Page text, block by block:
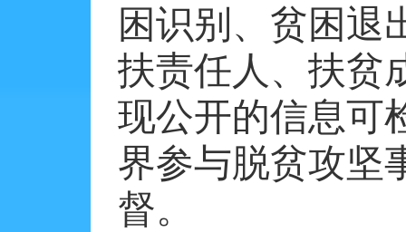
困识别、贫困退
扶责任人、扶贫
现公开的信息可
界参与脱贫攻坚
督。